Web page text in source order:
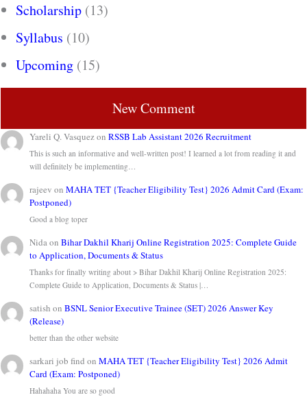
Scholarship (13)
Syllabus (10)
Upcoming (15)
New Comment
Yareli Q. VasquezonRSSB Lab Assistant 2026 Recruitment
This is such an informative and well-written post! I learned a lot from reading it and
will definitely be implementing…
rajeev onMAHA TET {Teacher Eligibility Test} 2026 Admit Card (Exam:
Postponed)
Good a blog toper
NidaonBihar Dakhil Kharij Online Registration 2025: Complete Guide
to Application, Documents & Status
Thanks for finally writing about > Bihar Dakhil Kharij Online Registration 2025:
Complete Guide to Application, Documents & Status |…
satish onBSNL Senior Executive Trainee (SET) 2026 Answer Key
(Release)
better than the other website
sarkari job find onMAHA TET {Teacher Eligibility Test} 2026 Admit
Card (Exam: Postponed)
Hahahaha You are so good